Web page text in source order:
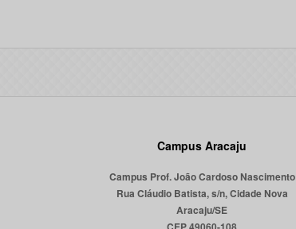
Campus Aracaju
Campus Prof. João Cardoso Nascimento
Rua Cláudio Batista, s/n, Cidade Nova
Aracaju/SE